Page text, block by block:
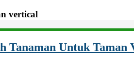
vertical
Tanaman Untuk